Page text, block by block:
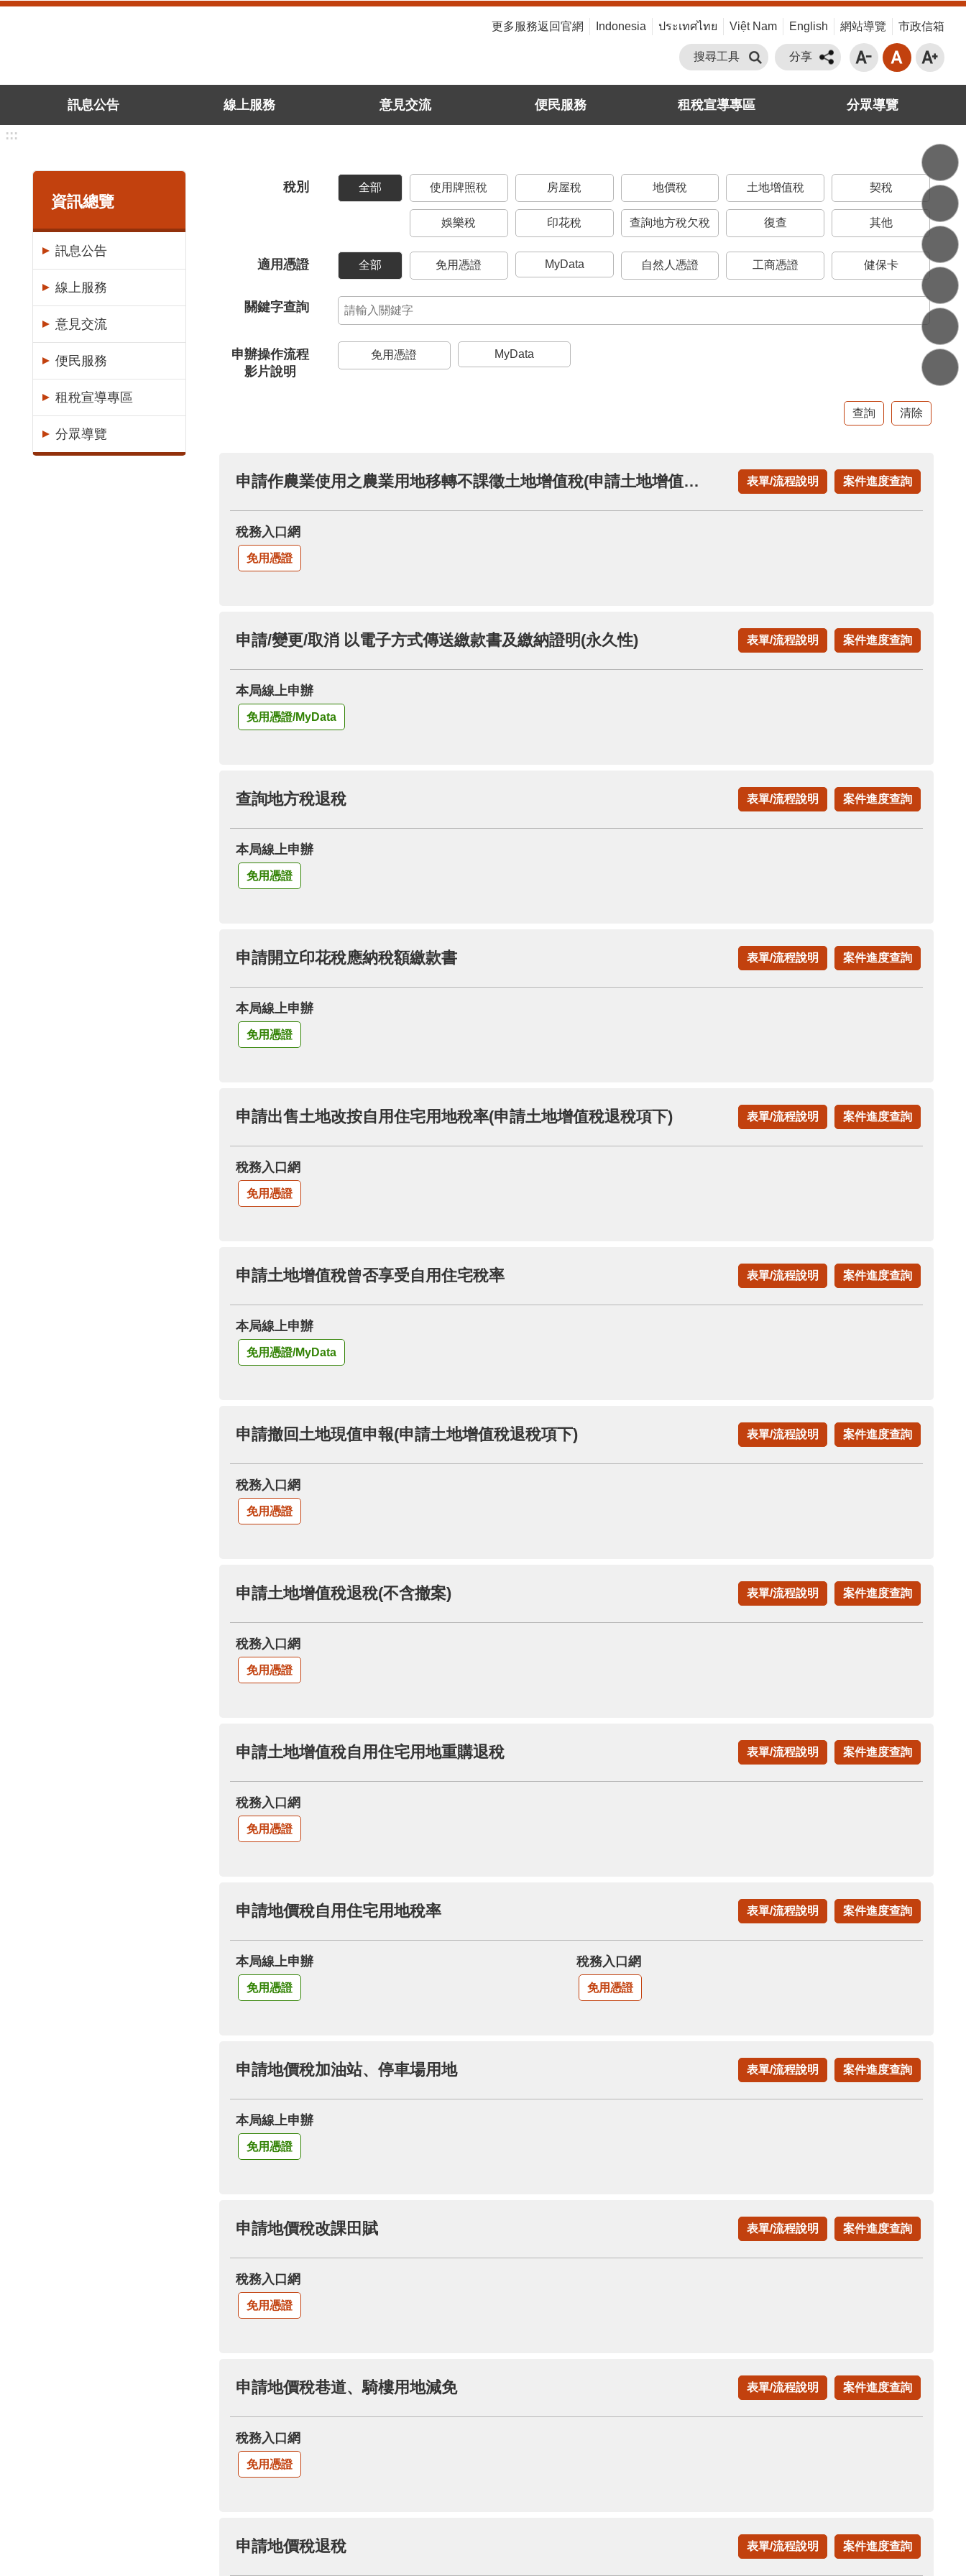
更多服務返回官網 Indonesia ประเทศไทย Việt Nam English 網站導覽 市政信箱
搜尋工具 分享
訊息公告 線上服務 意見交流 便民服務 租稅宣導專區 分眾導覽
:::
資訊總覽
訊息公告
線上服務
意見交流
便民服務
租稅宣導專區
分眾導覽
稅別 全部 使用牌照稅 房屋稅 地價稅 土地增值稅 契稅
娛樂稅 印花稅 查詢地方稅欠稅 復查 其他
適用憑證 全部 免用憑證 MyData 自然人憑證 工商憑證 健保卡
關鍵字查詢
申辦操作流程
影片說明
免用憑證 MyData
申請作農業使用之農業用地移轉不課徵土地增值稅(申請土地增值稅退稅項下) 表單/流程說明 案件進度查詢
稅務入口網
免用憑證
申請/變更/取消 以電子方式傳送繳款書及繳納證明(永久性) 表單/流程說明 案件進度查詢
本局線上申辦
免用憑證/MyData
查詢地方稅退稅 表單/流程說明 案件進度查詢
本局線上申辦
免用憑證
申請開立印花稅應納稅額繳款書 表單/流程說明 案件進度查詢
本局線上申辦
免用憑證
申請出售土地改按自用住宅用地稅率(申請土地增值稅退稅項下) 表單/流程說明 案件進度查詢
稅務入口網
免用憑證
申請土地增值稅曾否享受自用住宅稅率 表單/流程說明 案件進度查詢
本局線上申辦
免用憑證/MyData
申請撤回土地現值申報(申請土地增值稅退稅項下) 表單/流程說明 案件進度查詢
稅務入口網
免用憑證
申請土地增值稅退稅(不含撤案) 表單/流程說明 案件進度查詢
稅務入口網
免用憑證
申請土地增值稅自用住宅用地重購退稅 表單/流程說明 案件進度查詢
稅務入口網
免用憑證
申請地價稅自用住宅用地稅率 表單/流程說明 案件進度查詢
本局線上申辦
免用憑證
稅務入口網
免用憑證
申請地價稅加油站、停車場用地 表單/流程說明 案件進度查詢
本局線上申辦
免用憑證
申請地價稅改課田賦 表單/流程說明 案件進度查詢
稅務入口網
免用憑證
申請地價稅巷道、騎樓用地減免 表單/流程說明 案件進度查詢
稅務入口網
免用憑證
申請地價稅退稅 表單/流程說明 案件進度查詢